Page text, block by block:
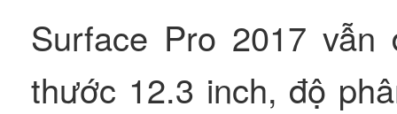
Surface Pro 2017
thước 12.3 inch, độ